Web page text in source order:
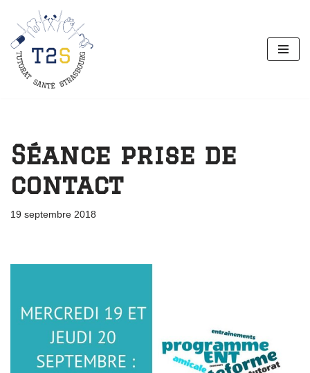
Aller
au
contenu
Séance prise de
contact
19 septembre 2018